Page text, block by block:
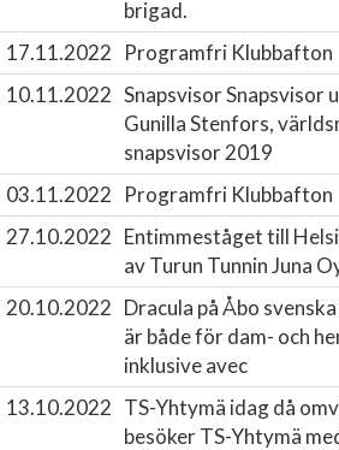
brigad.
17.11.2022
Programfri Klubbafton
10.11.2022 SnapsvisorSnapsvisor
Gunilla Stenfors,
snapsvisor 2019
03.11.2022
Programfri Klubbafton
27.10.2022 Entimmeståget till
av Turun Tunnin Juna
20.10.2022 Dracula på Åbo
är både för dam- och
inklusive avec
13.10.2022 TS-Yhtymä idag då
besöker TS-Yhtymä